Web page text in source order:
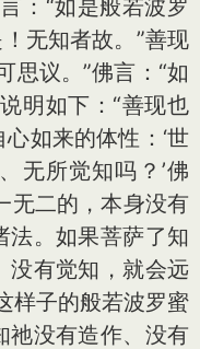
：“如是般若波罗
无知者故。”善现
思议。”佛言：“如
明如下：“善现也
如来的体性：‘世
无所觉知吗？’佛
无二的，本身没有
法。如果菩萨了知
没有觉知，就会远
样子的般若波罗蜜
祂没有造作、没有